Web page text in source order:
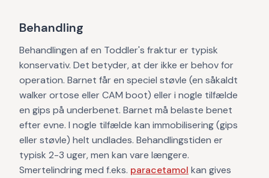
Behandling
Behandlingen af en Toddler's fraktur er typisk
konservativ. Det betyder, at der ikke er behov for
operation. Barnet får en speciel støvle (en såkaldt
walker ortose eller CAM boot) eller i nogle tilfælde
en gips på underbenet. Barnet må belaste benet
efter evne. I nogle tilfælde kan immobilisering (gips
eller støvle) helt undlades. Behandlingstiden er
typisk 2-3 uger, men kan vare længere.
Smertelindring med f.eks. paracetamol kan gives